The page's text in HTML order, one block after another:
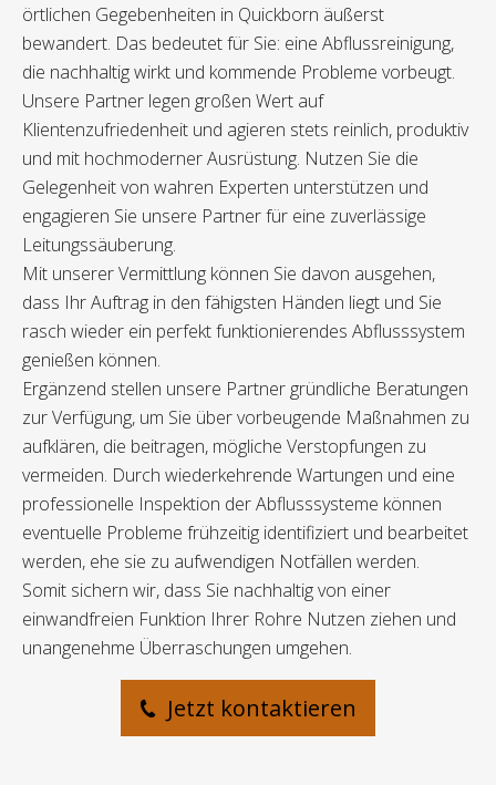
örtlichen Gegebenheiten in Quickborn äußerst
bewandert. Das bedeutet für Sie: eine Abflussreinigung,
die nachhaltig wirkt und kommende Probleme vorbeugt.
Unsere Partner legen großen Wert auf
Klientenzufriedenheit und agieren stets reinlich, produktiv
und mit hochmoderner Ausrüstung. Nutzen Sie die
Gelegenheit von wahren Experten unterstützen und
engagieren Sie unsere Partner für eine zuverlässige
Leitungssäuberung.
Mit unserer Vermittlung können Sie davon ausgehen,
dass Ihr Auftrag in den fähigsten Händen liegt und Sie
rasch wieder ein perfekt funktionierendes Abflusssystem
genießen können.
Ergänzend stellen unsere Partner gründliche Beratungen
zur Verfügung, um Sie über vorbeugende Maßnahmen zu
aufklären, die beitragen, mögliche Verstopfungen zu
vermeiden. Durch wiederkehrende Wartungen und eine
professionelle Inspektion der Abflusssysteme können
eventuelle Probleme frühzeitig identifiziert und bearbeitet
werden, ehe sie zu aufwendigen Notfällen werden.
Somit sichern wir, dass Sie nachhaltig von einer
einwandfreien Funktion Ihrer Rohre Nutzen ziehen und
unangenehme Überraschungen umgehen.
Jetzt kontaktieren